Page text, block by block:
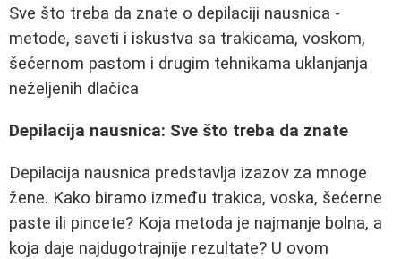
Sve što treba da znate o depilaciji nausnica -
metode, saveti i iskustva sa trakicama, voskom,
šećernom pastom i drugim tehnikama uklanjanja
neželjenih dlačica
Depilacija nausnica: Sve što treba da znate
Depilacija nausnica predstavlja izazov za mnoge
žene. Kako biramo između trakica, voska, šećerne
paste ili pincete? Koja metoda je najmanje bolna, a
koja daje najdugotrajnije rezultate? U ovom